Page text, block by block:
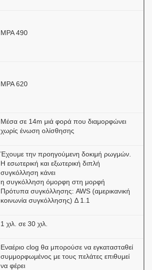
MPA 490
MPA 620
Μέσα σε 14m μιά φορά που διαμορφώνει
χωρίς ένωση ολίσθησης
Έχουμε την προηγούμενη δοκιμή ρωγμών.
Η εσωτερική και εξωτερική διπλή
συγκόλληση κάνει
η συγκόλληση όμορφη στη μορφή
Πρότυπα συγκόλλησης: AWS (αμερικανική
κοινωνία συγκόλλησης) Δ 1.1
1 χιλ. σε 30 χιλ.
Εναέριο clog θα μπορούσε να εγκατασταθεί
συμμορφωμένος με τους πελάτες επιθυμεί
να φέρει